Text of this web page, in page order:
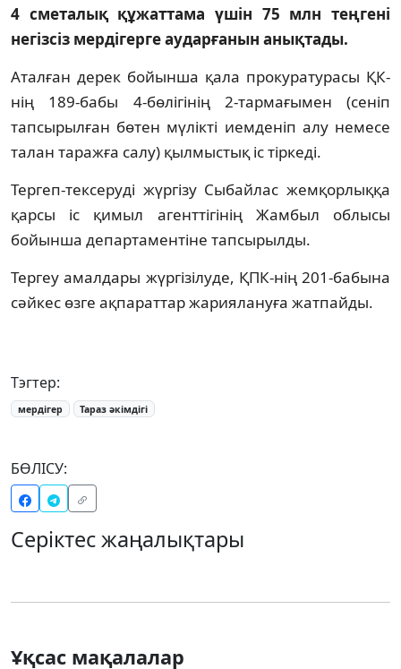
4 сметалық құжаттама үшін 75 млн теңгені
негізсіз мердігерге аударғанын анықтады.
Аталған дерек бойынша қала прокуратурасы ҚК-
нің 189-бабы 4-бөлігінің 2-тармағымен (сеніп
тапсырылған бөтен мүлікті иемденіп алу немесе
талан таражға салу) қылмыстық іс тіркеді.
Тергеп-тексеруді жүргізу Сыбайлас жемқорлыққа
қарсы іс қимыл агенттігінің Жамбыл облысы
бойынша департаментіне тапсырылды.
Тергеу амалдары жүргізілуде, ҚПК-нің 201-бабына
сәйкес өзге ақпараттар жариялануға жатпайды.
Тэгтер:
мердігер Тараз әкімдігі
БӨЛІСУ:
Серіктес жаңалықтары
Ұқсас мақалалар